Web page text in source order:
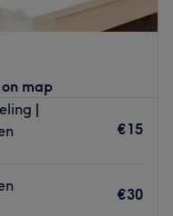
en genieten.
olaplex.
en hebben
gespecialiseerd in
wimpers, make-up,
acryl, haar &
map
|
€15
€30